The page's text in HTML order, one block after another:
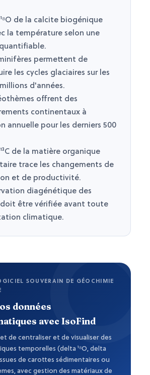
de la calcite biogénique
la température selon une
permettent de
les cycles glaciaires sur les
d'années.
offrent des
continentaux à
annuelle pour les derniers 500
de la matière organique
trace les changements de
et de productivité.
diagénétique des
doit être vérifiée avant toute
climatique.
SOUVERAIN DE GÉOCHIMIE
données
avec IsoFind
de centraliser et de visualiser des
temporelles (delta ¹⁸O, delta
de carottes sédimentaires ou
avec gestion des matériaux de